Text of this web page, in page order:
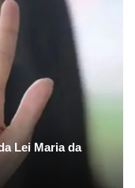
Lei Maria da